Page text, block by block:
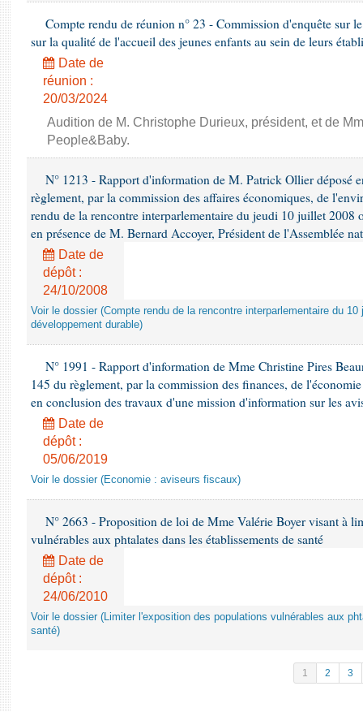
Compte rendu de réunion n° 23 - Commission d'enquête sur
sur la qualité de l'accueil des jeunes enfants au sein de leurs
Date de
réunion :
20/03/2024
Audition de M. Christophe Durieux, président, et de
People&Baby.
N° 1213 - Rapport d'information de M. Patrick Ollier déposé
règlement, par la commission des affaires économiques, de
rendu de la rencontre interparlementaire du jeudi 10 juillet 2008
en présence de M. Bernard Accoyer, Président de l'Assemblée
Date de
dépôt :
24/10/2008
Voir le dossier (Compte rendu de la rencontre interparlementaire du
développement durable)
N° 1991 - Rapport d'information de Mme Christine Pires
145 du règlement, par la commission des finances, de
en conclusion des travaux d'une mission d'information sur les
Date de
dépôt :
05/06/2019
Voir le dossier (Economie : aviseurs fiscaux)
N° 2663 - Proposition de loi de Mme Valérie Boyer visant à
vulnérables aux phtalates dans les établissements de santé
Date de
dépôt :
24/06/2010
Voir le dossier (Limiter l'exposition des populations vulnérables aux
santé)
1 2 3